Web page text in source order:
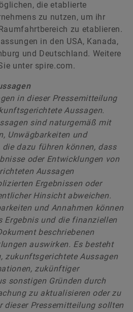
die etablierte
zu nutzen, um ihr
zu etablieren.
in den USA, Kanada,
und Deutschland. Weitere
unter spire.com.
in dieser Pressemitteilung
Aussagen.
sind naturgemäß mit
Unwägbarkeiten und
dazu führen können, dass
oder Entwicklungen von
Aussagen
Ergebnissen oder
Hinsicht abweichen.
und Annahmen können
Ergebnis und die finanziellen
beschriebenen
auswirken. Es besteht
zukunftsgerichtete Aussagen
zukünftiger
sonstigen Gründen durch
zu aktualisieren oder zu
dieser Pressemitteilung sollten